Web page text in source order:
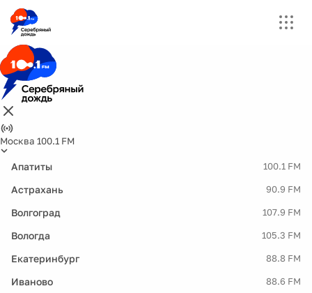
Москва 100.1 FM
Апатиты 100.1 FM
Астрахань 90.9 FM
Волгоград 107.9 FM
Вологда 105.3 FM
Екатеринбург 88.8 FM
Иваново 88.6 FM